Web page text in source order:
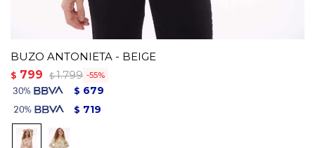
BUZO ANTONIETA - BEIGE
$ 799 $ 1.799 55
$ 679
$ 719